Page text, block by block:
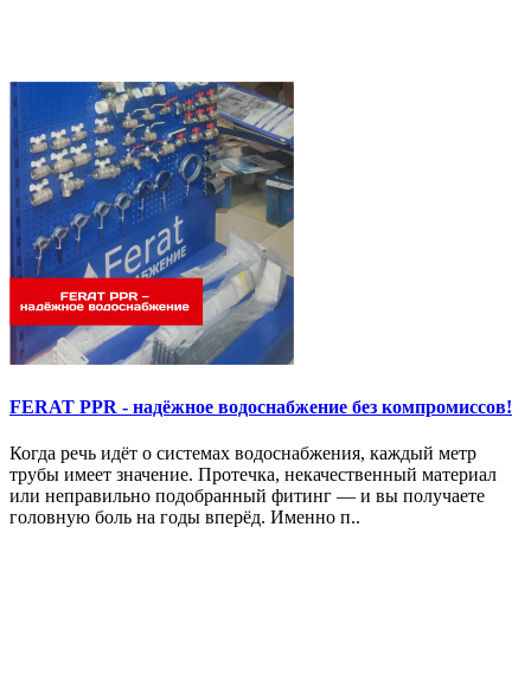
FERAT PPR - надёжное водоснабжение без компромиссов!
Когда речь идёт о системах водоснабжения, каждый метр
трубы имеет значение. Протечка, некачественный материал
или неправильно подобранный фитинг — и вы получаете
головную боль на годы вперёд. Именно п..